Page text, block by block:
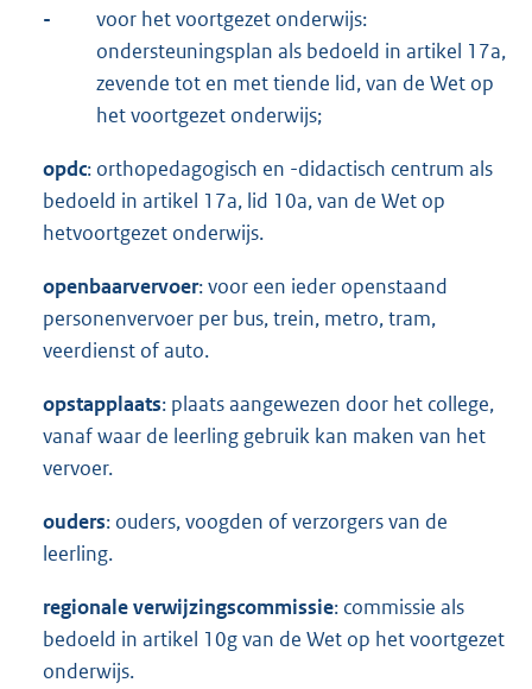
-
voor het voortgezet onderwijs:
ondersteuningsplan als bedoeld in artikel 17a,
zevende tot en met tiende lid, van de Wet op
het voortgezet onderwijs;
opdc: orthopedagogisch en -didactisch centrum als
bedoeld in artikel 17a, lid 10a, van de Wet op
hetvoortgezet onderwijs.
openbaarvervoer: voor een ieder openstaand
personenvervoer per bus, trein, metro, tram,
veerdienst of auto.
opstapplaats: plaats aangewezen door het college,
vanaf waar de leerling gebruik kan maken van het
vervoer.
ouders: ouders, voogden of verzorgers van de
leerling.
regionale verwijzingscommissie: commissie als
bedoeld in artikel 10g van de Wet op het voortgezet
onderwijs.